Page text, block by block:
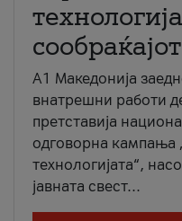
сообраќајот
A1 Македонија
внатрешни работи
претставија
одговорна кампања
технологијата“,
јавната свест...